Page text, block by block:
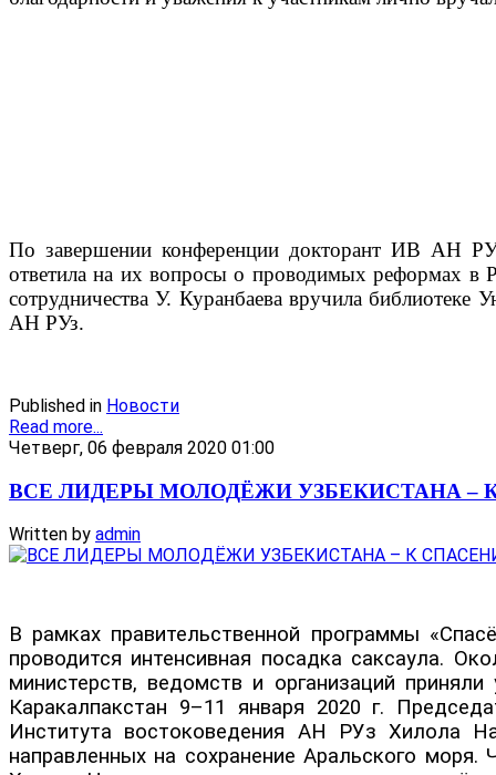
По завершении конференции докторант ИВ АН РУз
ответила на их вопросы о проводимых реформах в
сотрудничества У. Куранбаева вручила библиотеке
АН РУз.
Published in Новости
Read more...
Четверг, 06 февраля 2020 01:00
ВСЕ ЛИДЕРЫ МОЛОДЁЖИ УЗБЕКИСТАНА –
Written by admin
В рамках правительственной программы
проводится интенсивная посадка саксаула.
министерств, ведомств и организаций
Каракалпакстан 9–11 января 2020 г.
Института востоковедения АН РУз Хилола
направленных на сохранение Аральского